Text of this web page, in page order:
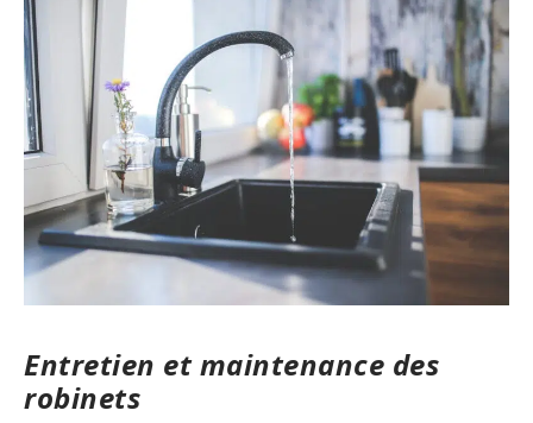
Entretien et maintenance des
robinets